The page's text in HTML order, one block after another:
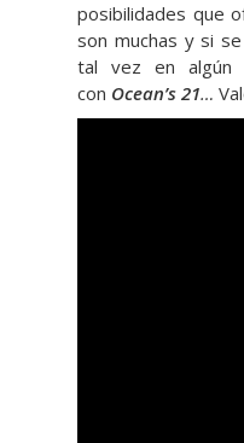
posibilidades que
son muchas y si
tal vez en algún
con Ocean’s 21…